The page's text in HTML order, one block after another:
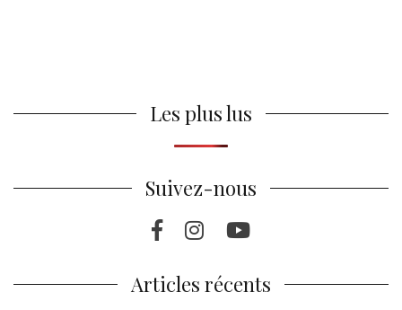
Les plus lus
Suivez-nous
Facebook
Instragram
Youtube
Articles récents